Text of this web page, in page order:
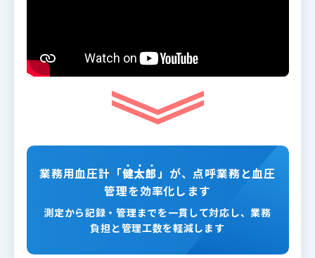
業務用血圧計「健太郎」が、点呼業務と血圧
管理を効率化します
測定から記録・管理までを一貫して対応し、業務
負担と管理工数を軽減します